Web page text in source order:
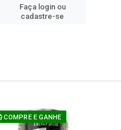
Faça login ou
cadastre-se
COMPRE E GANHE